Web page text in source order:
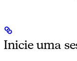
Inicie uma